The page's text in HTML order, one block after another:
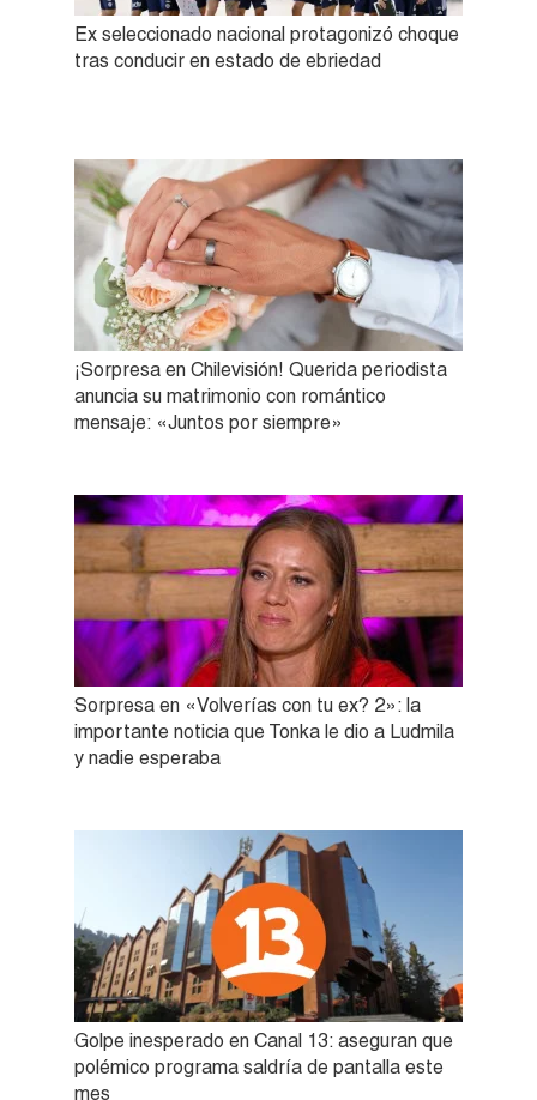
Ex seleccionado nacional protagonizó choque
tras conducir en estado de ebriedad
¡Sorpresa en Chilevisión! Querida periodista
anuncia su matrimonio con romántico
mensaje: «Juntos por siempre»
Sorpresa en «Volverías con tu ex? 2»: la
importante noticia que Tonka le dio a Ludmila
y nadie esperaba
Golpe inesperado en Canal 13: aseguran que
polémico programa saldría de pantalla este
mes